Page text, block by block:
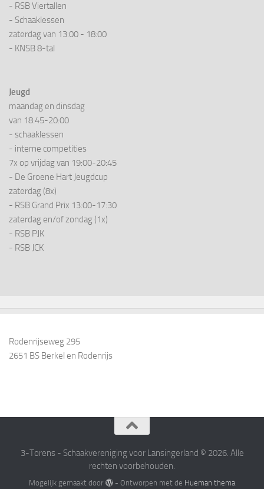
- RSB Viertallen
- Schaaklessen
zaterdag van 13:00 - 18:00
- KNSB 8-tal
Jeugd
maandag en dinsdag
van 18:45-20:00
- schaaklessen
- interne competities
7x op vrijdag van 19:00-20:45
- De Groene Hart Jeugdcup
zaterdag (8x)
- RSB Grand Prix 13:00-17:30
zaterdag en/of zondag (1x)
- RSB PJK
- RSB JCK
Rodenrijseweg 295
2651 BS Berkel en Rodenrijs
3-Torens - Schaakvereniging voor Lansingerland © 2026. Alle
rechten voorbehouden.
Mogelijk gemaakt door - Ontworpen met de Hueman thema